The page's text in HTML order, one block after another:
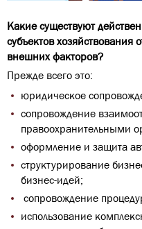
Какие существуют
субъектов хозяйствования
внешних факторов?
Прежде всего это:
юридическое
сопровождение
правоохранительными
оформление и защита
структурирование
бизнес-идей;
сопровождение
использование